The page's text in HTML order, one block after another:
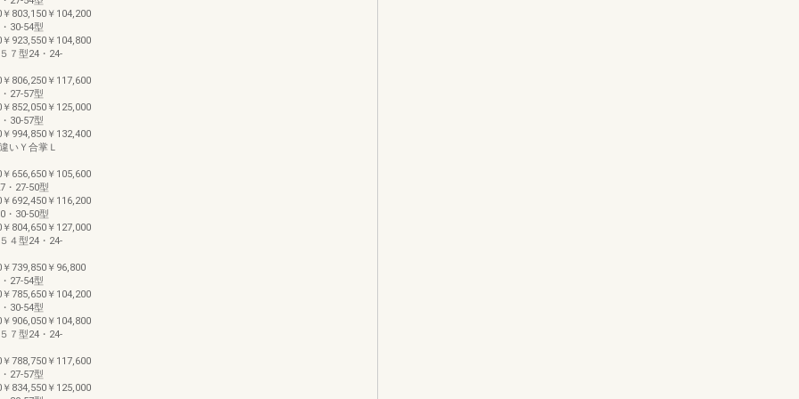
803,150￥104,200
30-54型
923,550￥104,800
７型24・24-
806,250￥117,600
27-57型
852,050￥125,000
30-57型
994,850￥132,400
いＹ合掌Ｌ
656,650￥105,600
・27-50型
692,450￥116,200
・30-50型
804,650￥127,000
４型24・24-
739,850￥96,800
27-54型
785,650￥104,200
30-54型
906,050￥104,800
７型24・24-
788,750￥117,600
27-57型
834,550￥125,000